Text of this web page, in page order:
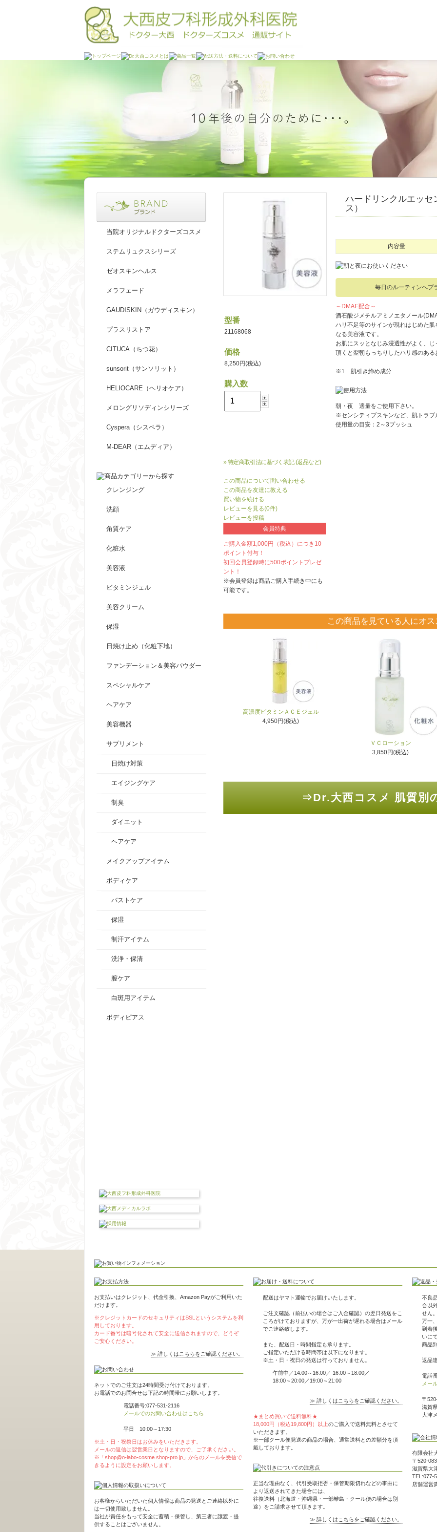
当院オリジナルドクターズコスメ
ステムリュクスシリーズ
ゼオスキンヘルス
メラフェード
GAUDISKIN（ガウディスキン）
プラスリストア
CITUCA（ちつ花）
sunsorit（サンソリット）
HELIOCARE（ヘリオケア）
メロングリソディンシリーズ
Cyspera（シスペラ）
M-DEAR（エムディア）
クレンジング
洗顔
角質ケア
化粧水
美容液
ビタミンジェル
美容クリーム
保湿
日焼け止め（化粧下地）
ファンデーション＆美容パウダー
スペシャルケア
ヘアケア
美容機器
サプリメント
日焼け対策
エイジングケア
制臭
ダイエット
ヘアケア
メイクアップアイテム
ボディケア
バストケア
保湿
制汗アイテム
洗浄・保清
膣ケア
白斑用アイテム
ボディピアス
ハードリンクルエッセ
ス）
内容量
毎日のルーティンへプ
～DMAE配合～
酒石酸ジメチルアミノエタノール
ハリ不足等のサインが現れはじめた
なる美容液です。
お肌にスッとなじみ浸透性がよく、
頂くと翌朝もっちりしたハリ感のあ
※1 肌引き締め成分
朝・夜 適量をご使用下さい。
※センシティブスキンなど、肌トラ
使用量の目安：2～3プッシュ
型番
21168068
価格
8,250円(税込)
購入数
» 特定商取引法に基づく表記 (返品など)
この商品について問い合わせる
この商品を友達に教える
買い物を続ける
レビューを見る(0件)
レビューを投稿
会員特典
ご購入金額1,000円（税込）につき10
ポイント付与！
初回会員登録時に500ポイントプレゼ
ント！
※会員登録は商品ご購入手続き中にも
可能です。
この商品を見ている人にオス
高濃度ビタミンＡＣＥジェル
4,950円(税込)
ＶＣローション
3,850円(税込)
⇒Dr.大西コスメ 肌質別
お支払いはクレジット、代金引換、Amazon Payがご利用いた
だけます。
※クレジットカードのセキュリティはSSLというシステムを利
用しております。
カード番号は暗号化されて安全に送信されますので、どうぞ
ご安心ください。
≫ 詳しくはこちらをご確認ください。
ネットでのご注文は24時間受け付けております。
お電話でのお問合せは下記の時間帯にお願いします。
電話番号:077-531-2116
メールでのお問い合わせはこちら
平日 10:00～17:30
※土・日・祝祭日はお休みをいただきます。
メールの返信は翌営業日となりますので、ご了承ください。
※「shop@o-labo-cosme.shop-pro.jp」からのメールを受信で
きるように設定をお願いします。
お客様からいただいた個人情報は商品の発送とご連絡以外に
は一切使用致しません。
当社が責任をもって安全に蓄積・保管し、第三者に譲渡・提
供することはございません。
配送はヤマト運輸でお届けいたします。
ご注文確認（前払いの場合はご入金確認）の翌日発送をこ
ころがけておりますが、万が一出荷が遅れる場合はメール
でご連絡致します。
また、配送日・時間指定も承ります。
ご指定いただける時間帯は以下になります。
※土・日・祝日の発送は行っておりません。
午前中／14:00～16:00／ 16:00～18:00／
18:00～20:00／19:00～21:00
≫ 詳しくはこちらをご確認ください。
★まとめ買いで送料無料★
18,000円（税込19,800円）以上のご購入で送料無料とさせて
いただきます。
※一部クール便発送の商品の場合、通常送料との差額分を頂
戴しております。
正当な理由なく、代引受取拒否・保管期限切れなどの事由に
より返送されてきた場合には、
往復送料（北海道・沖縄県・一部離島・クール便の場合は別
途）をご請求させて頂きます。
≫ 詳しくはこちらをご確認ください。
不良
合以
せん
万一
到着
いに
商品
返品
電話
メー
〒
滋賀
大津
有限会社
〒520-
滋賀県大
TEL:077-
店舗運営